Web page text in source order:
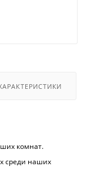
комнат.
среди наших